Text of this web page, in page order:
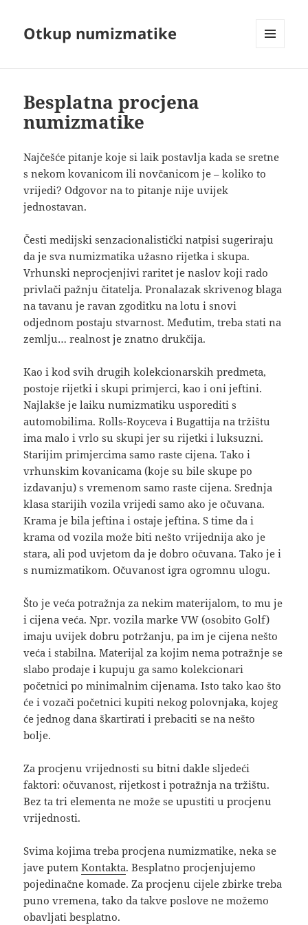
Otkup numizmatike
Besplatna procjena
numizmatike
Najčešće pitanje koje si laik postavlja kada se sretne
s nekom kovanicom ili novčanicom je – koliko to
vrijedi? Odgovor na to pitanje nije uvijek
jednostavan.
Česti medijski senzacionalistički natpisi sugeriraju
da je sva numizmatika užasno rijetka i skupa.
Vrhunski neprocjenjivi raritet je naslov koji rado
privlači pažnju čitatelja. Pronalazak skrivenog blaga
na tavanu je ravan zgoditku na lotu i snovi
odjednom postaju stvarnost. Međutim, treba stati na
zemlju… realnost je znatno drukčija.
Kao i kod svih drugih kolekcionarskih predmeta,
postoje rijetki i skupi primjerci, kao i oni jeftini.
Najlakše je laiku numizmatiku usporediti s
automobilima. Rolls-Royceva i Bugattija na tržištu
ima malo i vrlo su skupi jer su rijetki i luksuzni.
Starijim primjercima samo raste cijena. Tako i
vrhunskim kovanicama (koje su bile skupe po
izdavanju) s vremenom samo raste cijena. Srednja
klasa starijih vozila vrijedi samo ako je očuvana.
Krama je bila jeftina i ostaje jeftina. S time da i
krama od vozila može biti nešto vrijednija ako je
stara, ali pod uvjetom da je dobro očuvana. Tako je i
s numizmatikom. Očuvanost igra ogromnu ulogu.
Što je veća potražnja za nekim materijalom, to mu je
i cijena veća. Npr. vozila marke VW (osobito Golf)
imaju uvijek dobru potržanju, pa im je cijena nešto
veća i stabilna. Materijal za kojim nema potražnje se
slabo prodaje i kupuju ga samo kolekcionari
početnici po minimalnim cijenama. Isto tako kao što
će i vozači početnici kupiti nekog polovnjaka, kojeg
će jednog dana škartirati i prebaciti se na nešto
bolje.
Za procjenu vrijednosti su bitni dakle sljedeći
faktori: očuvanost, rijetkost i potražnja na tržištu.
Bez ta tri elementa ne može se upustiti u procjenu
vrijednosti.
Svima kojima treba procjena numizmatike, neka se
jave putemKontakta. Besplatno procjenjujemo
pojedinačne komade. Za procjenu cijele zbirke treba
puno vremena, tako da takve poslove ne možemo
obavljati besplatno.